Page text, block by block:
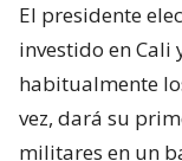
El presidente
investido en Cali
habitualmente
vez, dará su
militares en un